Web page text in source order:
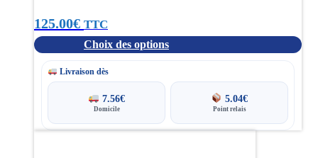
125.00€ TTC
Choix des options
choisies
sur
la
page Livraison dès
7.56€
Domicile
5.04€
Point relais